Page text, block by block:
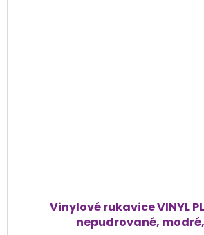
Vinylové rukavice VINYL
nepudrované,